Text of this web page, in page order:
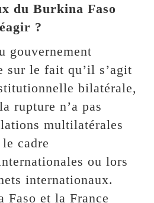
du Burkina Faso
?
gouvernement
sur le fait qu’il s’agit
bilatérale,
rupture n’a pas
multilatérales
cadre
ou lors
internationaux.
et la France